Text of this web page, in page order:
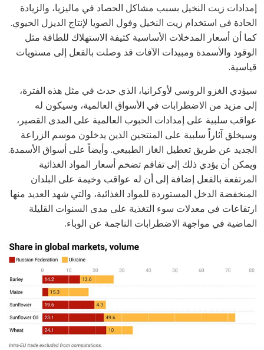
إمدادات زيت النخيل بسبب مشاكل الحصاد في ماليزيا، والزيادة
الحادة في استخدام زيت النخيل وفول الصويا لإنتاج الديزل الحيوي.
كما أن أسعار المدخلات الأساسية كثيفة الاستهلاك للطاقة مثل
الوقود والأسمدة ومبيدات الآفات قد وصلت بالفعل إلى مستويات
قياسية.
سيؤدي الغزو الروسي لأوكرانيا، الذي حدث في مثل هذه الفترة،
إلى مزيد من الاضطرابات في الأسواق العالمية، وسيكون له
عواقب سلبية على إمدادات الحبوب العالمية على المدى القصير،
وسيخلق آثاراً سلبية على المنتجين الذين يدخلون موسم الزراعة
الجديد عن طريق تعطيل الغاز الطبيعي. وأيضاً على أسواق الأسمدة.
ويمكن أن يؤدي ذلك إلى تفاقم تضخم أسعار المواد الغذائية
المرتفعة بالفعل إضافة إلى أن له عواقب وخيمة على البلدان
المنخفضة الدخل المستوردة للمواد الغذائية، والتي شهد العديد منها
ارتفاعات في معدلات سوء التغذية على مدى السنوات القليلة
الماضية في مواجهة الاضطرابات الناجمة عن الوباء.